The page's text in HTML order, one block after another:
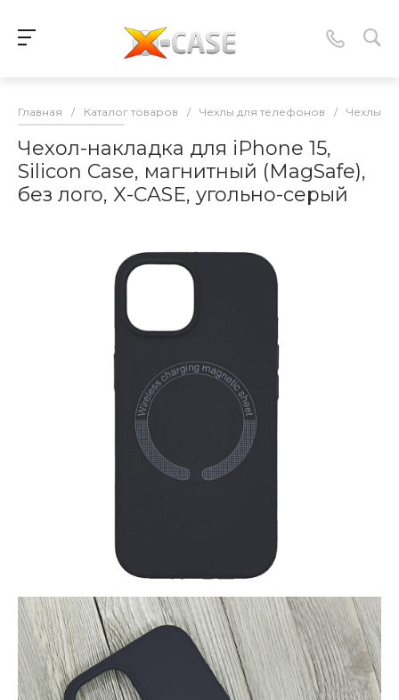
Главная / Каталог товаров / Чехлы для телефонов / Чехлы-
Чехол-накладка для iPhone 15,
Silicon Case, магнитный (MagSafe),
без лого, X-CASE, угольно-серый